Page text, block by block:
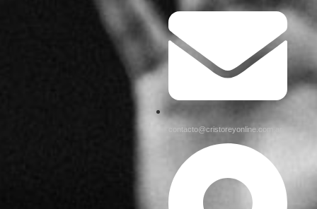
contacto@cristoreyonline.com.ar